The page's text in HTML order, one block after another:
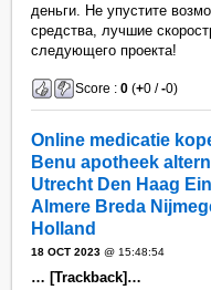
деньги. Не упустите
средства, лучшие
следующего проекта!
Score :0 (+0 /-0)
Online medicatie
Benu apotheek
Utrecht Den Haag
Almere Breda
Holland
18 OCT 2023 @ 15:48:54
… [Trackback]…